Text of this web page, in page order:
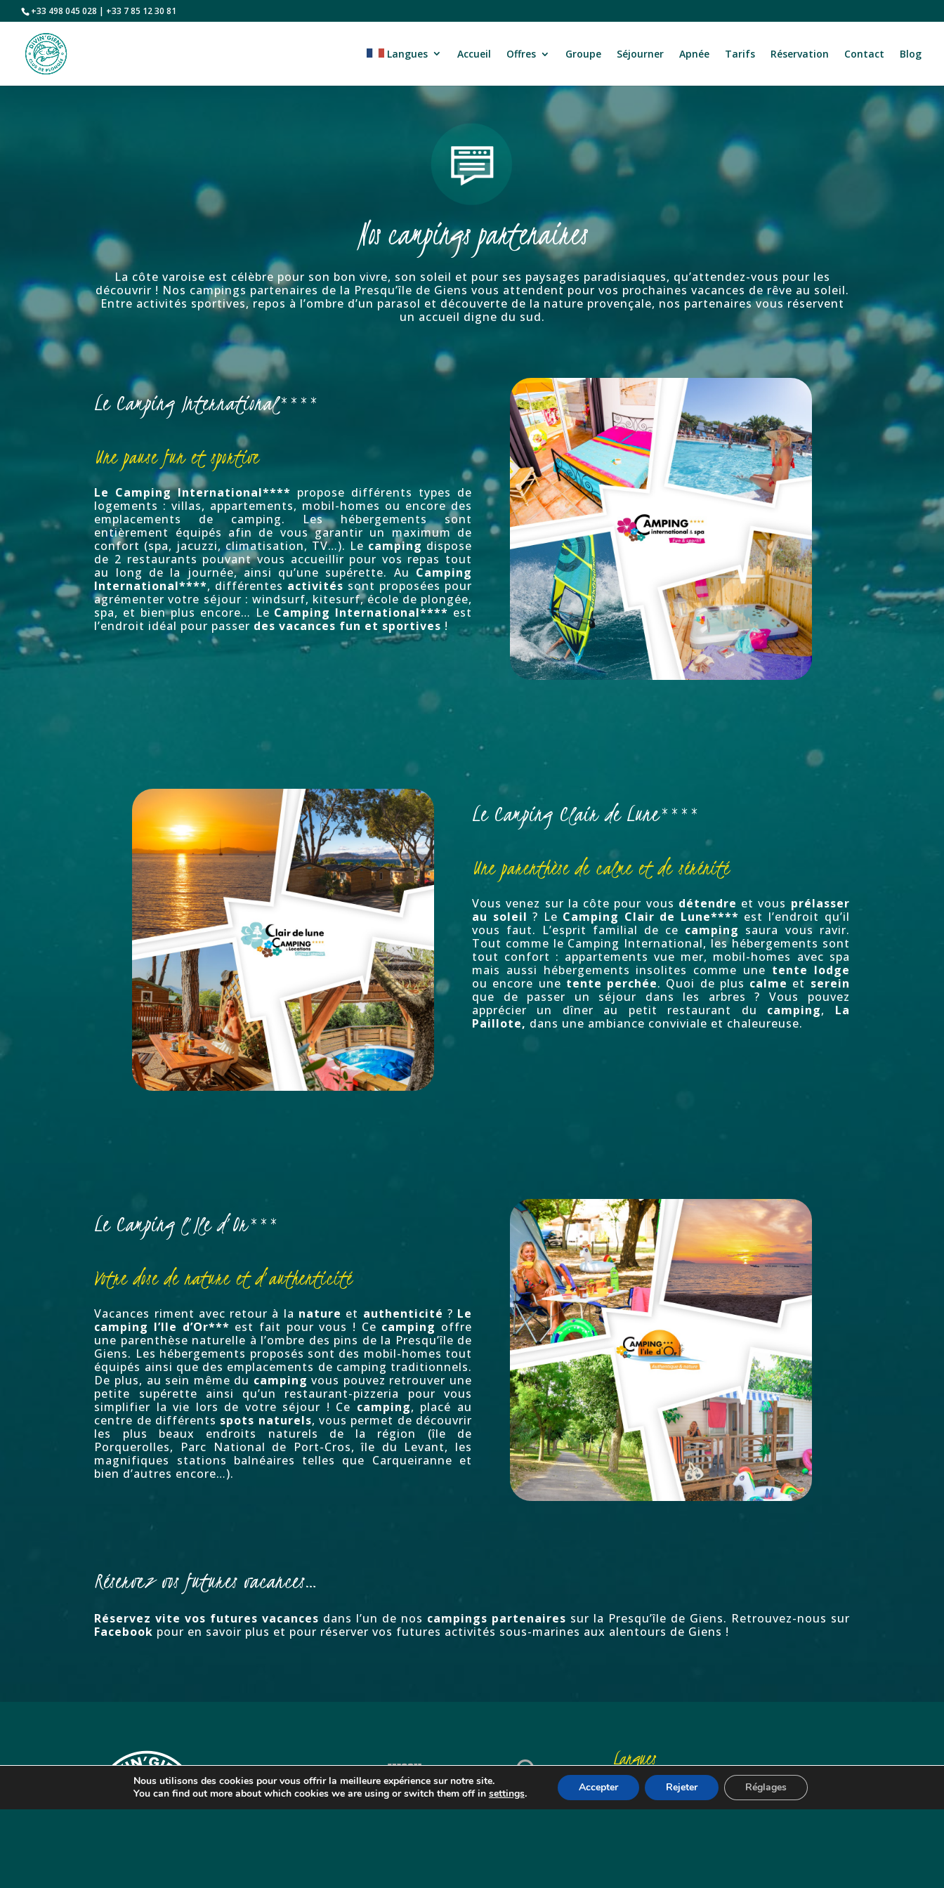
+33 498 045 028 | +33 7 85 12 30 81
Langues Accueil Offres Groupe Séjourner Apnée Tarifs Réservation Contact Blog
Nos campings partenaires
La côte varoise est célèbre pour son bon vivre, son soleil et pour ses paysages paradisiaques, qu’attendez-vous pour les
découvrir ! Nos campings partenaires de la Presqu’île de Giens vous attendent pour vos prochaines vacances de rêve au soleil.
Entre activités sportives, repos à l’ombre d’un parasol et découverte de la nature provençale, nos partenaires vous réservent
un accueil digne du sud.
Le Camping International****
Une pause fun et sportive
Le Camping International**** propose différents types de
logements : villas, appartements, mobil-homes ou encore des
emplacements de camping. Les hébergements sont
entièrement équipés afin de vous garantir un maximum de
confort (spa, jacuzzi, climatisation, TV…). Le camping dispose
de 2 restaurants pouvant vous accueillir pour vos repas tout
au long de la journée, ainsi qu’une supérette. Au Camping
International****, différentes activités sont proposées pour
agrémenter votre séjour : windsurf, kitesurf,école de plongée,
spa, et bien plus encore… Le Camping International**** est
l’endroit idéal pour passer des vacances fun et sportives !
Le Camping Clair de Lune****
Une parenthèse de calme et de sérénité
Vous venez sur la côte pour vous détendre et vous prélasser
au soleil? Le Camping Clair de Lune**** est l’endroit qu’il
vous faut. L’esprit familial de ce camping saura vous ravir.
Tout comme le Camping International, les hébergements sont
tout confort : appartements vue mer, mobil-homes avec spa
mais aussi hébergements insolites comme une tente lodge
ou encore une tente perchée. Quoi de plus calme et serein
que de passer un séjour dans les arbres ? Vous pouvez
apprécier un dîner au petit restaurant du camping, La
Paillote, dans une ambiance conviviale et chaleureuse.
Le Camping l’Ile d’Or***
Votre dose de nature et d’authenticité
Vacances riment avec retour à la nature et authenticité ? Le
camping l’Ile d’Or*** est fait pour vous ! Ce camping offre
une parenthèse naturelle à l’ombre des pins de la Presqu’île de
Giens. Les hébergements proposés sont des mobil-homes tout
équipés ainsi que des emplacements de camping traditionnels.
De plus, au sein même du camping vous pouvez retrouver une
petite supérette ainsi qu’un restaurant-pizzeria pour vous
simplifier la vie lors de votre séjour ! Ce camping, placé au
centre de différents spots naturels, vous permet de découvrir
les plus beaux endroits naturels de la région (île de
Porquerolles, Parc National de Port-Cros, île du Levant, les
magnifiques stations balnéaires telles que Carqueiranne et
bien d’autres encore…).
Réservez vos futures vacances…
Réservez vite vos futures vacances dans l’un de nos campings partenaires sur la Presqu’île de Giens. Retrouvez-nous sur
Facebook pour en savoir plus et pour réserver vos futures activités sous-marines aux alentours de Giens !
Langues
Anglais
Allemand
Nous utilisons des cookies pour vous offrir la meilleure expérience sur notre site.
You can find out more about which cookies we are using or switch them off in settings. Accepter Rejeter Réglages